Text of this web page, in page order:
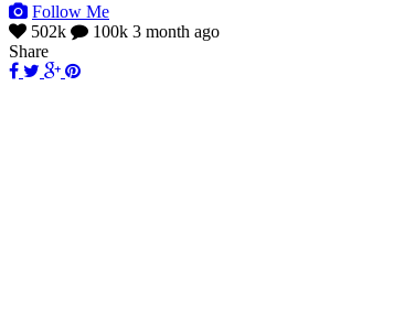
Follow Me
502k
100k 3 month ago
Share